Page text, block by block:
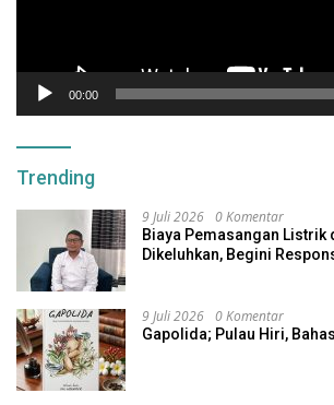
00:00
Trending
9 Juli 2026 0 Komentar
Biaya Pemasangan Listrik
Dikeluhkan, Begini
9 Juli 2026 0 Komentar
Gapolida; Pulau Hiri,